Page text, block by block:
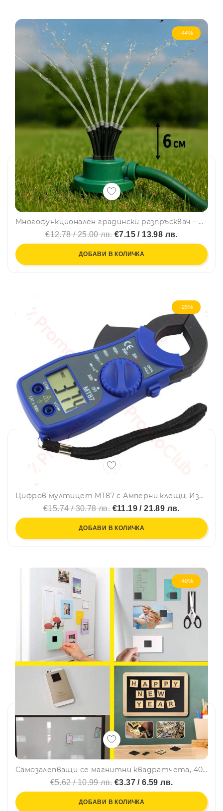
-44%
Многофункционален градински разпръсквач – полива в радиус 360°, свързва се с градинския маркуч
€12.78 / 25.00 лв.€7.15 / 13.98 лв.
ДОБАВИ В КОЛИЧКА
-29%
Цифров мултицет MT87 с Амперни клещи, Измервателни клещи, AC/DC Тестер за напрежение
€15.74 / 30.78 лв.€11.19 / 21.89 лв.
ДОБАВИ В КОЛИЧКА
-40%
Самозалепващи се магнитни квадратчета, 40бр., 2x2см
€5.62 / 10.99 лв.€3.37 / 6.59 лв.
ДОБАВИ В КОЛИЧКА